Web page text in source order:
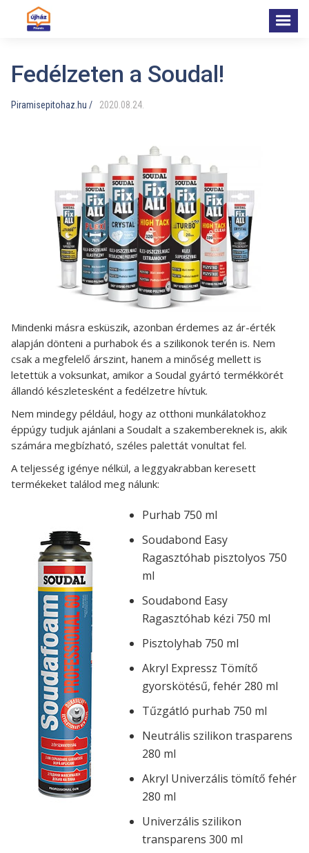
Fedélzeten a Soudal!
Piramisepitohaz.hu / 2020 08 24
Mindenki másra esküszik, azonban érdemes az ár-érték
alapján dönteni a purhabok és a szilikonok terén is. Nem
csak a megfelelő árszint, hanem a minőség mellett is
letettük a voksunkat, amikor a Soudal gyártó termékkörét
állandó készletesként a fedélzetre hívtuk.
Nem mindegy például, hogy az otthoni munkálatokhoz
éppúgy tudjuk ajánlani a Soudalt a szakembereknek is, akik
számára megbízható, széles palettát vonultat fel.
A teljesség igénye nélkül, a leggyakrabban keresett
termékeket találod meg nálunk:
Purhab 750 ml
Soudabond Easy
Ragasztóhab pisztolyos 750
ml
Soudabond Easy
Ragasztóhab kézi 750 ml
Pisztolyhab 750 ml
Akryl Expressz Tömítő
gyorskötésű, fehér 280 ml
Tűzgátló purhab 750 ml
Neutrális szilikon trasparens
280 ml
Akryl Univerzális tömítő fehér
280 ml
Univerzális szilikon
transparens 300 ml